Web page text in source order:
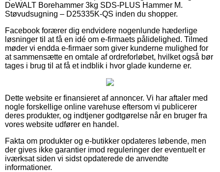
DeWALT Borehammer 3kg SDS-PLUS Hammer M.
Støvudsugning – D25335K-QS inden du shopper.
Facebook forærer dig endvidere nogenlunde hæderlige
løsninger til at få en idé om e-firmaets pålidelighed. Tilmed
møder vi endda e-firmaer som giver kunderne mulighed for
at sammensætte en omtale af ordreforløbet, hvilket også bør
tages i brug til at få et indblik i hvor glade kunderne er.
Dette website er finansieret af annoncer. Vi har aftaler med
nogle forskellige online varehuse eftersom vi publicerer
deres produkter, og indtjener godtgørelse når en bruger fra
vores website udfører en handel.
Fakta om produkter og e-butikker opdateres løbende, men
der gives ikke garantier imod reguleringer der eventuelt er
iværksat siden vi sidst opdaterede de anvendte
informationer.